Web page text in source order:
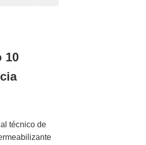
10
técnico de